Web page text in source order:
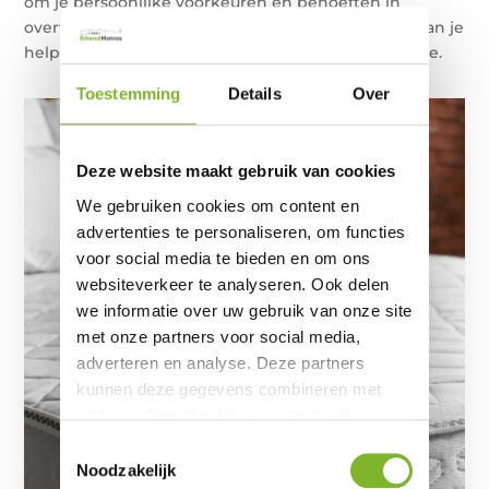
Toestemming Details Over
Deze website maakt gebruik van cookies
We gebruiken cookies om content en
advertenties te personaliseren, om functies
voor social media te bieden en om ons
websiteverkeer te analyseren. Ook delen
we informatie over uw gebruik van onze site
met onze partners voor social media,
adverteren en analyse. Deze partners
kunnen deze gegevens combineren met
basis van uw gebruik van hun services.
Noodzakelijk
overweging te nemen. Het bovenstaande advies kan je
helpen bij het maken van een weloverwogen keuze.